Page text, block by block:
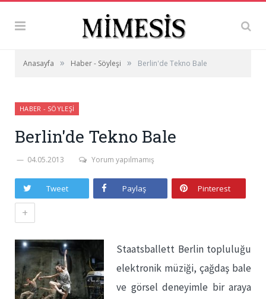
Anasayfa » Haber - Söyleşi » Berlin'de Tekno Bale
HABER - SÖYLEŞI
Berlin'de Tekno Bale
04.05.2013 Yorum yapılmamış
Tweet Paylaş Pinterest
+
Staatsballett Berlin topluluğu
elektronik müziği, çağdaş bale
ve görsel deneyimle bir araya